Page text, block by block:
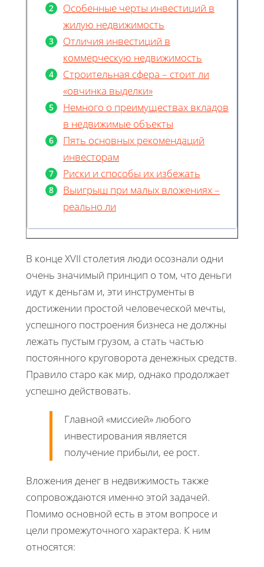
Особенные черты инвестиций в
жилую недвижимость
Отличия инвестиций в
коммерческую недвижимость
Строительная сфера – стоит ли
«овчинка выделки»
Немного о преимуществах вкладов
в недвижимые объекты
Пять основных рекомендаций
инвесторам
Риски и способы их избежать
Выигрыш при малых вложениях –
реально ли
В конце XVII столетия люди осознали одни
очень значимый принцип о том, что деньги
идут к деньгам и, эти инструменты в
достижении простой человеческой мечты,
успешного построения бизнеса не должны
лежать пустым грузом, а стать частью
постоянного круговорота денежных средств.
Правило старо как мир, однако продолжает
успешно действовать.
Главной «миссией» любого
инвестирования является
получение прибыли, ее рост.
Вложения денег в недвижимость также
сопровождаются именно этой задачей.
Помимо основной есть в этом вопросе и
цели промежуточного характера. К ним
относятся: